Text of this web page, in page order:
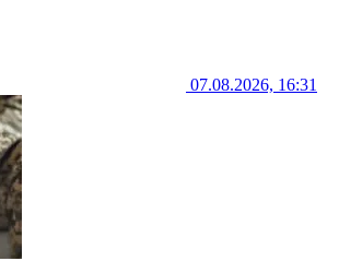
07.08.2026, 16:31